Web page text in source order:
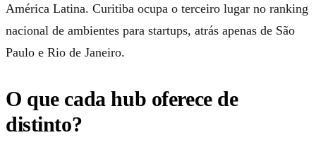
América Latina. Curitiba ocupa o terceiro lugar no ranking
nacional de ambientes para startups, atrás apenas de São
Paulo e Rio de Janeiro.
O que cada hub oferece de
distinto?